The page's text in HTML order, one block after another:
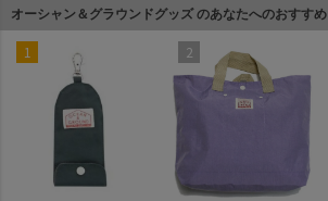
オーシャン＆グラウンドグッズ のあなたへのおすすめ
1 2